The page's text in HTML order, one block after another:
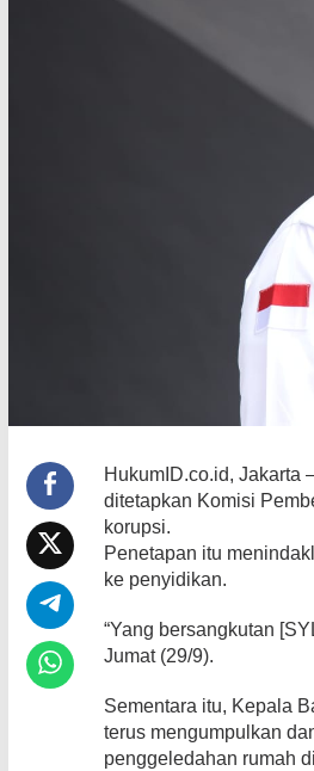
HukumID.co.id, Jakarta
ditetapkan Komisi
korupsi.
Penetapan itu
ke penyidikan.
“Yang bersangkutan
Jumat (29/9).
Sementara itu, Kepala
terus mengumpulkan
penggeledahan rumah